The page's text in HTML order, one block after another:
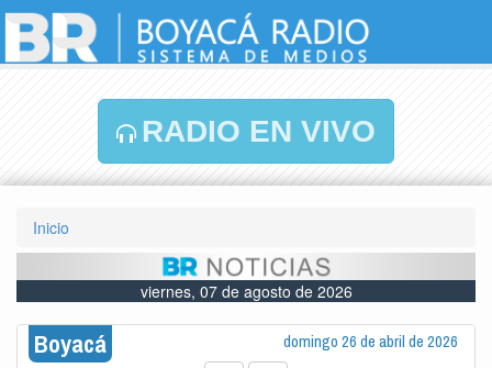
RADIO EN VIVO
Inicio
viernes, 07 de agosto de 2026
Boyacá domingo 26 de abril de 2026